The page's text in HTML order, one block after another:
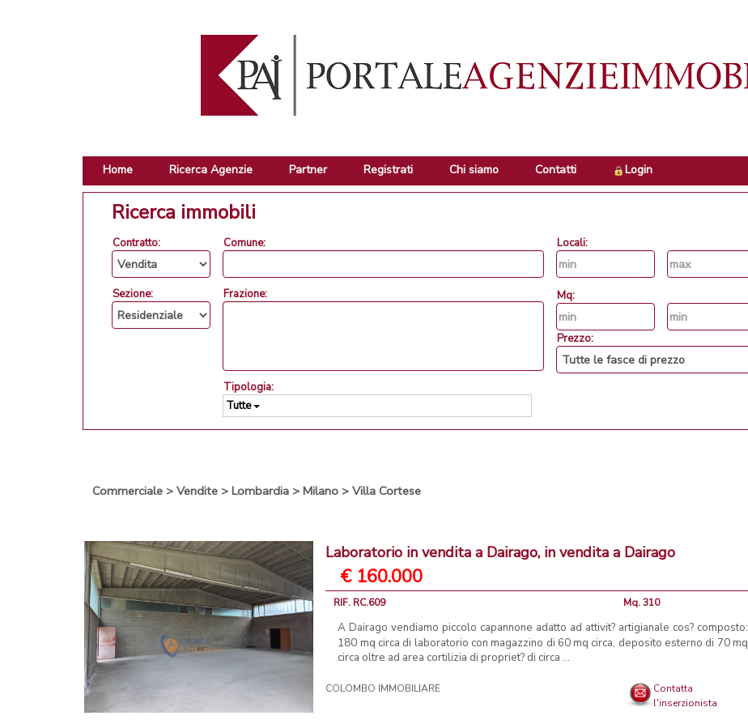
Home Ricerca Agenzie Partner Registrati Chi siamo Contatti Login
Ricerca immobili
Contratto:
Sezione:
Comune:
Frazione:
Tipologia:
Tutte
Locali:
Mq:
Prezzo:
Commerciale > Vendite > Lombardia > Milano > Villa Cortese
Laboratorio in vendita a Dairago, in vendita a Dairago
€ 160.000
RIF. RC.609 Mq. 310
A Dairago vendiamo piccolo capannone adatto ad attivit? artigianale cos? composto:
180 mq circa di laboratorio con magazzino di 60 mq circa, deposito esterno di 70 mq
circa oltre ad area cortilizia di propriet? di circa ...
COLOMBO IMMOBILIARE
Contatta
l'inserzionista